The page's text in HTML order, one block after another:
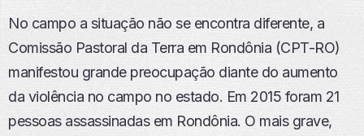
No campo a situação não se encontra diferente, a
Comissão Pastoral da Terra em Rondônia (CPT-RO)
manifestou grande preocupação diante do aumento
da violência no campo no estado. Em 2015 foram 21
pessoas assassinadas em Rondônia. O mais grave,